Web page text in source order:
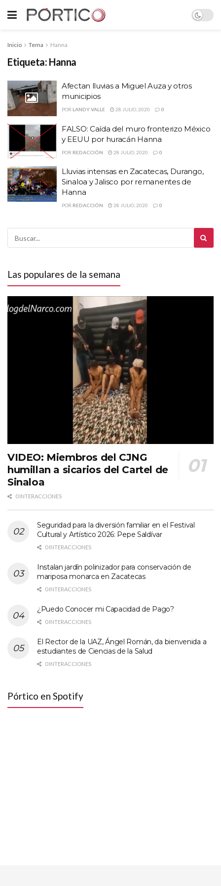
Inicio Tema Hanna
Etiqueta: Hanna
Afectan lluvias a Miguel Auza y otros
municipios
POR LANDY VALLE 28 JULIO, 2020 0
FALSO: Caída del muro fronterizo México
y EEUU por huracán Hanna
POR REDACCIÓN 28 JULIO, 2020 0
Lluvias intensas en Zacatecas, Durango,
Sinaloa y Jalisco por remanentes de
Hanna
POR REDACCIÓN 28 JULIO, 2020 0
Las populares de la semana
VIDEO: Miembros del CJNG
humillan a sicarios del Cartel de
Sinaloa
0 INTERACCIONES
Seguridad para la diversión familiar en el Festival
Cultural y Artístico 2026: Pepe Saldívar
0 INTERACCIONES
Instalan jardín polinizador para conservación de
mariposa monarca en Zacatecas
0 INTERACCIONES
¿Puedo Conocer mi Capacidad de Pago?
0 INTERACCIONES
El Rector de la UAZ, Ángel Román, da bienvenida a
estudiantes de Ciencias de la Salud
0 INTERACCIONES
Pórtico en Spotify